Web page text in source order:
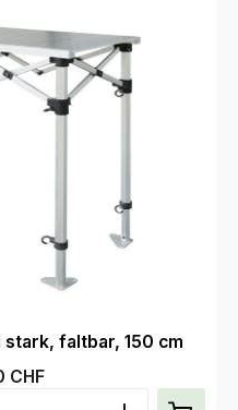
faltbar, 150 cm
Preis:
CHF
gewünschten Wert